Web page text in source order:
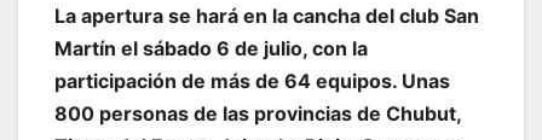
La apertura se hará en la cancha del club San
Martín el sábado 6 de julio, con la
participación de más de 64 equipos. Unas
800 personas de las provincias de Chubut,